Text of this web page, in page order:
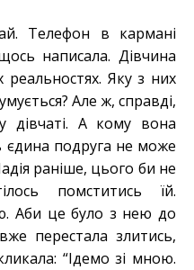
Телефон в кармані
написала. Дівчина
реальностях. Яку з них
Але ж, справді,
дівчаті. А кому вона
єдина подруга не може
раніше, цього би не
помститись їй.
Аби це було з нею до
перестала злитись,
“Ідемо зі мною.